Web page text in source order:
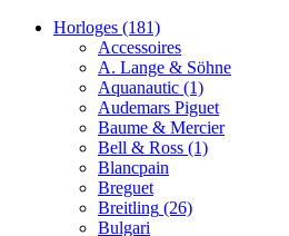
Horloges (181)
Accessoires
A. Lange & Söhne
Aquanautic (1)
Audemars Piguet
Baume & Mercier
Bell & Ross (1)
Blancpain
Breguet
Breitling (26)
Bulgari